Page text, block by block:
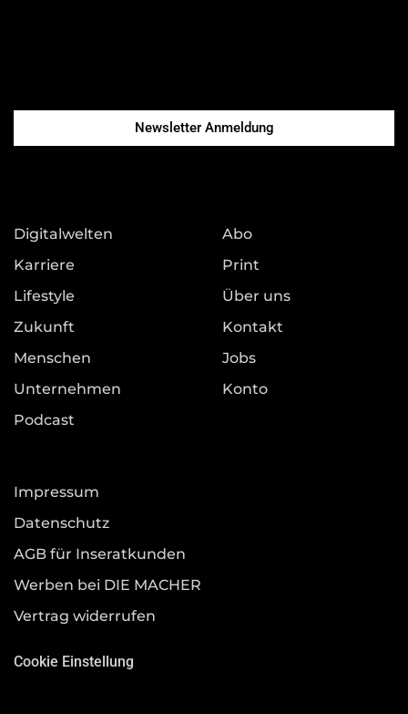
Newsletter Anmeldung
Digitalwelten
Karriere
Lifestyle
Zukunft
Menschen
Unternehmen
Podcast
Abo
Print
Über uns
Kontakt
Jobs
Konto
Impressum
Datenschutz
AGB für Inseratkunden
Werben bei DIE MACHER
Vertrag widerrufen
Cookie Einstellung